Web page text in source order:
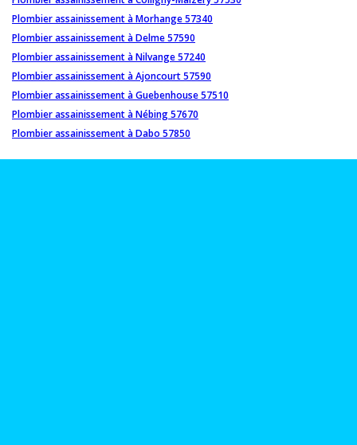
Plombier assainissement à Morhange 57340
Plombier assainissement à Delme 57590
Plombier assainissement à Nilvange 57240
Plombier assainissement à Ajoncourt 57590
Plombier assainissement à Guebenhouse 57510
Plombier assainissement à Nébing 57670
Plombier assainissement à Dabo 57850